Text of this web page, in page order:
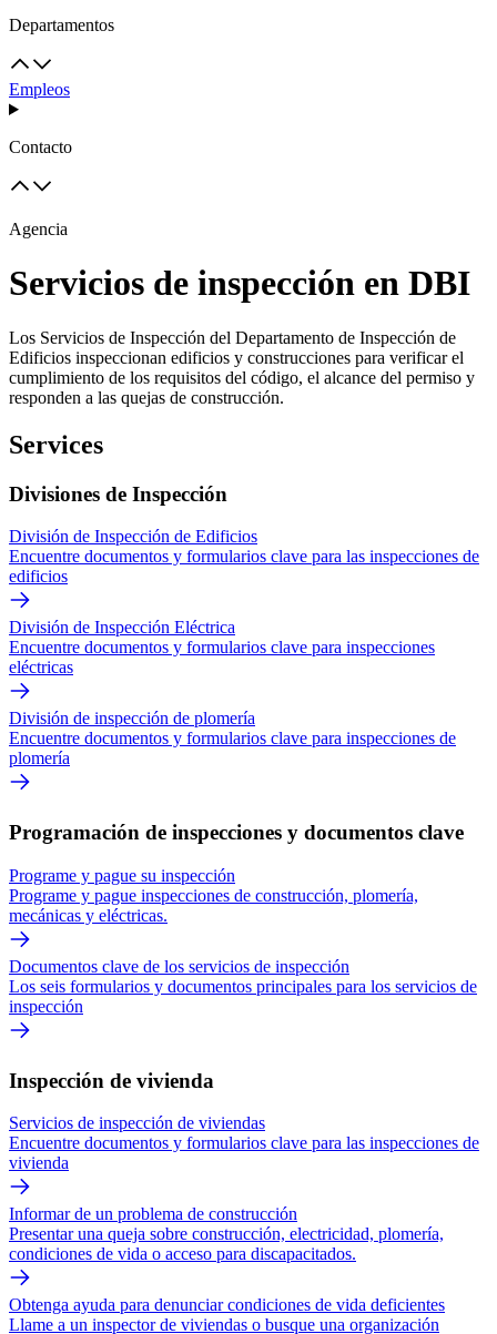
Departamentos
Empleos
Contacto
Agencia
Servicios de inspección en DBI
Los Servicios de Inspección del Departamento de Inspección de
Edificios inspeccionan edificios y construcciones para verificar el
cumplimiento de los requisitos del código, el alcance del permiso y
responden a las quejas de construcción.
Services
Divisiones de Inspección
División de Inspección de Edificios
Encuentre documentos y formularios clave para las inspecciones de
edificios
División de Inspección Eléctrica
Encuentre documentos y formularios clave para inspecciones
eléctricas
División de inspección de plomería
Encuentre documentos y formularios clave para inspecciones de
plomería
Programación de inspecciones y documentos clave
Programe y pague su inspección
Programe y pague inspecciones de construcción, plomería,
mecánicas y eléctricas.
Documentos clave de los servicios de inspección
Los seis formularios y documentos principales para los servicios de
inspección
Inspección de vivienda
Servicios de inspección de viviendas
Encuentre documentos y formularios clave para las inspecciones de
vivienda
Informar de un problema de construcción
Presentar una queja sobre construcción, electricidad, plomería,
condiciones de vida o acceso para discapacitados.
Obtenga ayuda para denunciar condiciones de vida deficientes
Llame a un inspector de viviendas o busque una organización